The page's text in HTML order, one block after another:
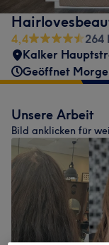
4,4
264
Kalker
Geöffnet
Unsere Arbeit
Bild anklicken für